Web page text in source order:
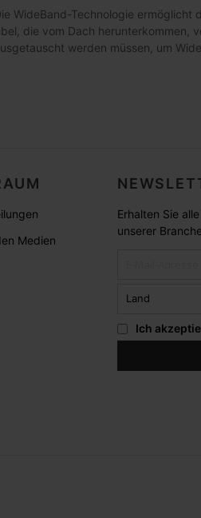
WideBand-Technologie
die vom Dach
werden müssen, um
Medien
Erhalten Sie
unserer Branche
Ich